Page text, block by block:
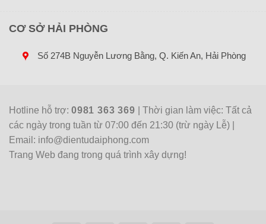
CƠ SỞ HẢI PHÒNG
Số 274B Nguyễn Lương Bằng, Q. Kiến An, Hải Phòng
Hotline hỗ trợ: 0981 363 369
| Thời gian làm việc: Tất cả
các ngày trong tuần từ 07:00 đến 21:30 (trừ ngày Lễ) |
Email: info@dientudaiphong.com
Trang Web đang trong quá trình xây dựng!